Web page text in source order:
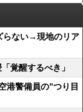
らない→現地のリア
覚醒するべき」
警備員の”つり目